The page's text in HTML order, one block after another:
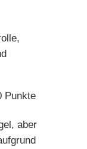
Punkte
aber